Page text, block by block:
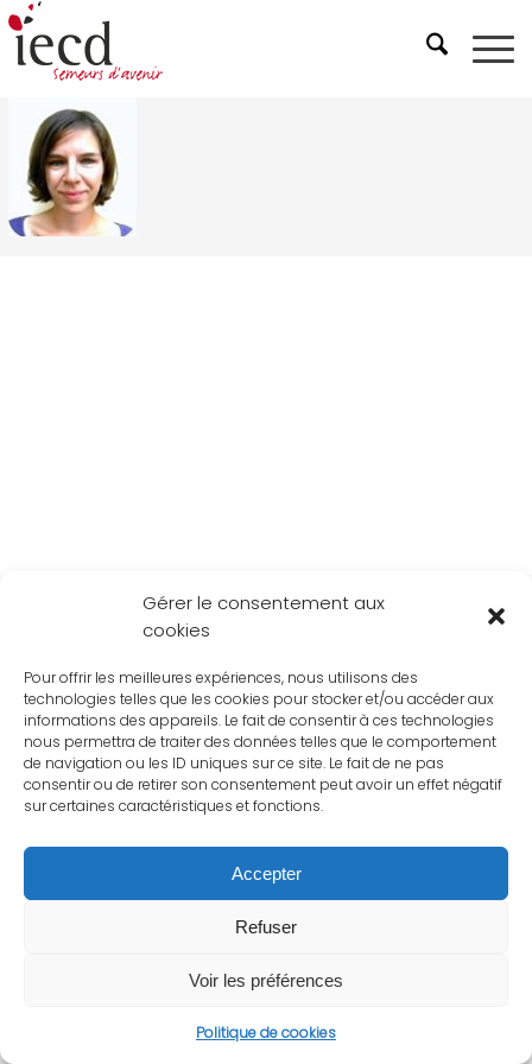
Gérer le consentement aux
cookies
Pour offrir les meilleures expériences, nous utilisons des
technologies telles que les cookies pour stocker et/ou accéder aux
informations des appareils. Le fait de consentir à ces technologies
nous permettra de traiter des données telles que le comportement
de navigation ou les ID uniques sur ce site. Le fait de ne pas
consentir ou de retirer son consentement peut avoir un effet négatif
sur certaines caractéristiques et fonctions.
Accepter
Refuser
Voir les préférences
Politique de cookies